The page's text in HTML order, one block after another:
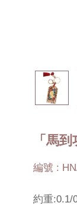
「馬
編號 :
約重:0.1/